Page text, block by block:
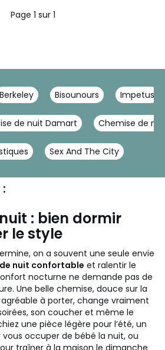
Page 1 sur 1
Berkeley Bisounours Impetus
de nuit Damart Chemise de
Sex And The City
: bien dormir
le style
on a souvent une seule envie
nuit confortable et ralentir le
nocturne ne demande pas de
Une belle chemise, douce sur la
à porter, change vraiment
son coucher et même le
une pièce légère pour l’été, un
occuper de bébé la nuit, ou
traîner à la maison le dimanche